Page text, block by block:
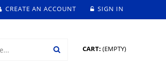
CREATE AN ACCOUNT SIGN IN
CART: (EMPTY)